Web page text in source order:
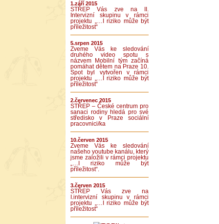
1.září 2015
STŘEP Vás zve na II.
Intervizní skupinu v rámci
projektu „…I riziko může být
příležitost“
5.srpen 2015
Zveme Vás ke sledování
druhého video spotu s
názvem Mobilní tým začíná
pomáhat dětem na Praze 10.
Spot byl vytvořen v rámci
projektu „…I riziko může být
příležitost“
2.červenec 2015
STŘEP – České centrum pro
sanaci rodiny hledá pro své
středisko v Praze sociální
pracovnici/ka
10.červen 2015
Zveme Vás ke sledování
našeho youtube kanálu, který
jsme založili v rámci projektu
„…I riziko může být
příležitost“.
3.červen 2015
STŘEP Vás zve na
I.intervizní skupinu v rámci
projektu „…I riziko může být
příležitost“